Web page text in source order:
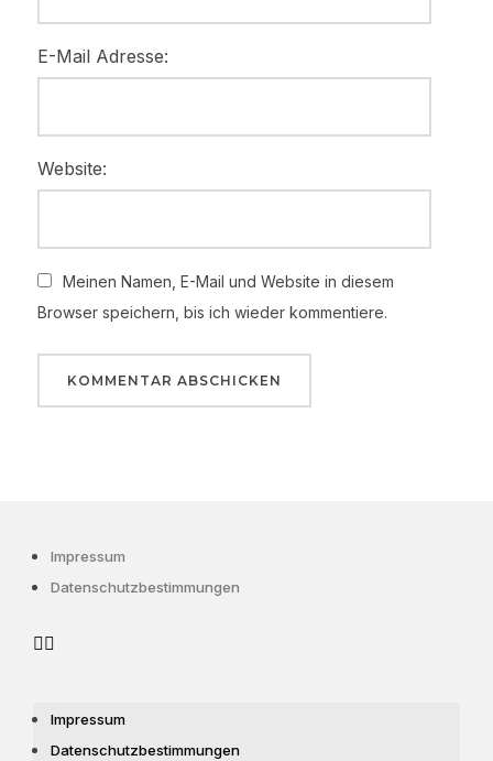
E-Mail Adresse:
Website:
Meinen Namen, E-Mail und Website in diesem
Browser speichern, bis ich wieder kommentiere.
Impressum
Datenschutzbestimmungen
Impressum
Datenschutzbestimmungen